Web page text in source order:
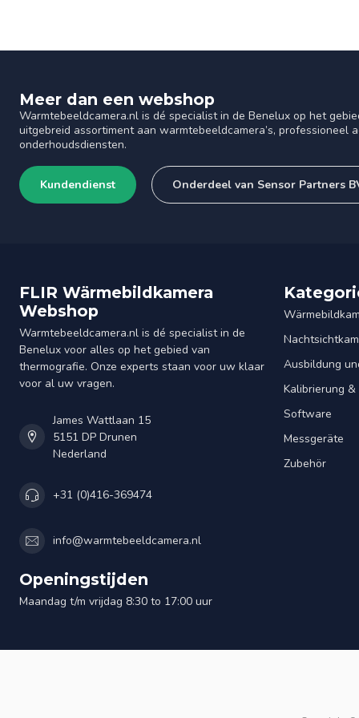
Meer dan een webshop
Warmtebeeldcamera.nl is dé specialist in de Benelux op het
uitgebreid assortiment aan warmtebeeldcamera’s, professioneel
onderhoudsdiensten.
Kundendienst Onderdeel van Sensor Partners
FLIR Wärmebildkamera
Webshop
Warmtebeeldcamera.nl is dé specialist in de
Benelux voor alles op het gebied van
thermografie. Onze experts staan voor uw klaar
voor al uw vragen.
James Wattlaan 15
5151 DP Drunen
Nederland
+31 (0)416-369474
info@warmtebeeldcamera.nl
Openingstijden
Maandag t/m vrijdag 8:30 to 17:00 uur
Ausbildung
Kalibrierung
Software
Messgeräte
Zubehör